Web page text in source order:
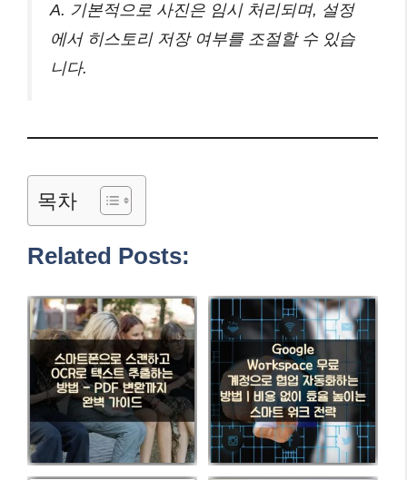
A. 기본적으로 사진은 임시 처리되며, 설정
에서 히스토리 저장 여부를 조절할 수 있습
니다.
목차
Related Posts: